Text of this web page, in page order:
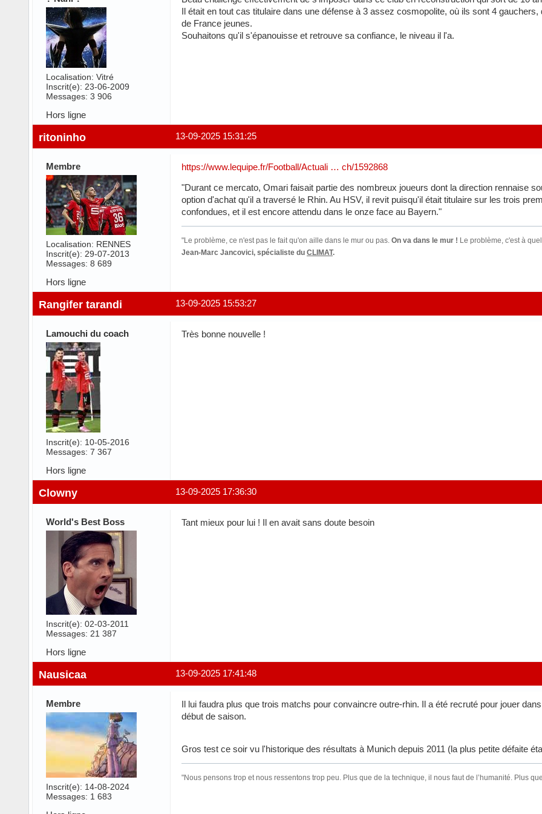
Localisation: Vitré
Inscrit(e): 23-06-2009
Messages: 3 906
Il était en tout cas titulaire dans une défense à 3 assez cosmopolite, où ils sont 4
de France jeunes.
Souhaitons qu'il s'épanouisse et retrouve sa confiance, le niveau il l'a.
Hors ligne
13-09-2025 15:31:25
ritoninho
Membre
Localisation: RENNES
Inscrit(e): 29-07-2013
Messages: 8 689
https://www.lequipe.fr/Football/Actuali … ch/1592868
"Durant ce mercato, Omari faisait partie des nombreux joueurs dont la direction rennaise
option d'achat qu'il a traversé le Rhin. Au HSV, il revit puisqu'il était titulaire sur les trois
confondues, et il est encore attendu dans le onze face au Bayern."
"Le problème, ce n'est pas le fait qu'on aille dans le mur ou pas.On va dans le mur ! Le problème, c'est à
Jean-Marc Jancovici, spécialiste duCLIMAT.
Hors ligne
13-09-2025 15:53:27
Rangifer tarandi
Lamouchi du coach
Inscrit(e): 10-05-2016
Messages: 7 367
Très bonne nouvelle !
Hors ligne
13-09-2025 17:36:30
Clowny
World's Best Boss
Inscrit(e): 02-03-2011
Messages: 21 387
Tant mieux pour lui ! Il en avait sans doute besoin
Hors ligne
13-09-2025 17:41:48
Nausicaa
Membre
Inscrit(e): 14-08-2024
Messages: 1 683
Il lui faudra plus que trois matchs pour convaincre outre-rhin. Il a été recruté pour jouer
début de saison.
Gros test ce soir vu l'historique des résultats à Munich depuis 2011 (la plus petite défaite
"Nous pensons trop et nous ressentons trop peu. Plus que de la technique, il nous faut de l’humanité. Plus